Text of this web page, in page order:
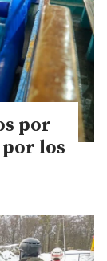
por
por los